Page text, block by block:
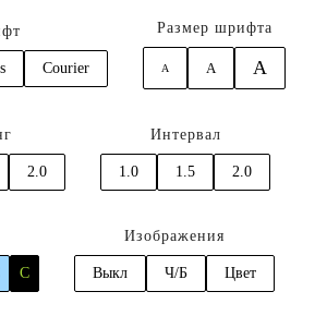
Courier
Размер шрифта
A A A
2.0
Интервал
1.0 1.5 2.0
C
Изображения
Выкл Ч/Б Цвет